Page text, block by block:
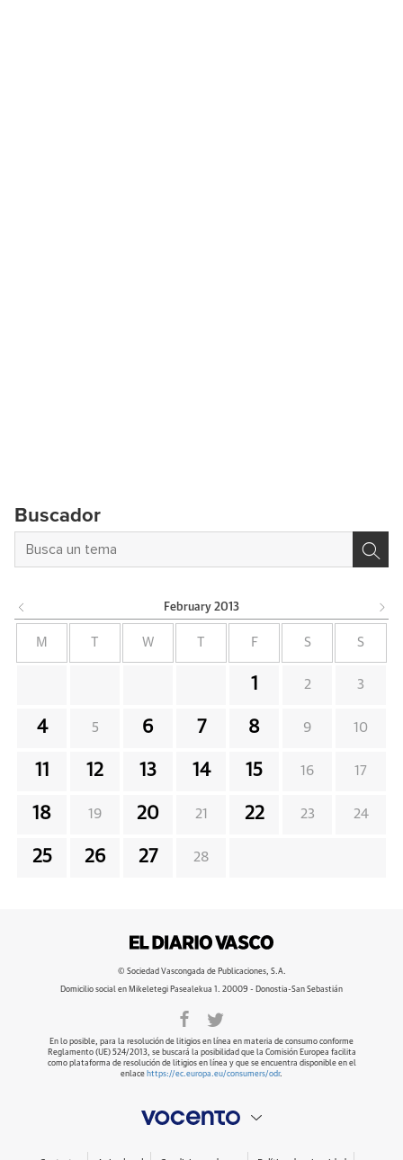
Buscador
February 2013
M W F S S
1 2 3
4 5 6 7 8 9 10
11 12 13 14 15 16 17
18 19 20 21 22 23 24
25 26 27 28
© Sociedad Vascongada de Publicaciones, S.A.
Domicilio social en Mikeletegi Pasealekua 1. 20009 - Donostia-San Sebastián
En lo posible, para la resolución de litigios en línea en materia de consumo conforme
Reglamento (UE) 524/2013, se buscará la posibilidad que la Comisión Europea facilita
como plataforma de resolución de litigios en línea y que se encuentra disponible en el
enlace https://ec.europa.eu/consumers/odr.